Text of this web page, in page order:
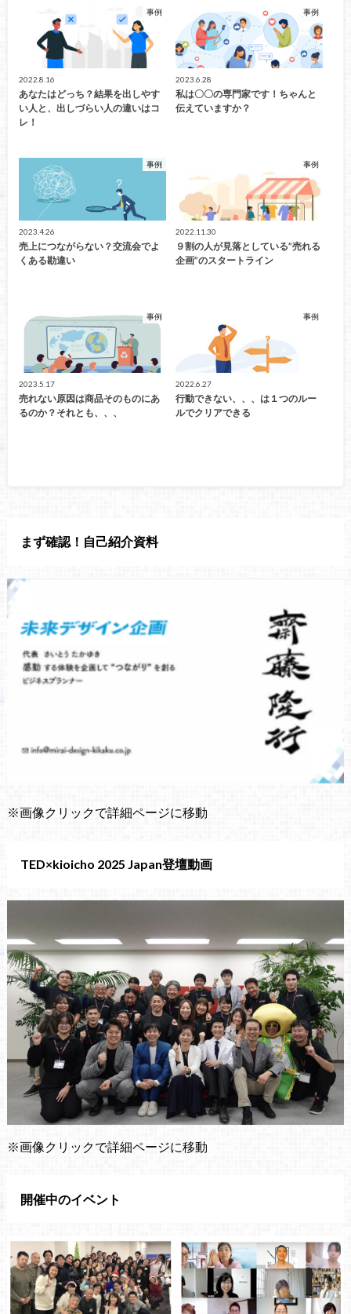
事例
2022.8.16
あなたはどっち？結果を出しやす
い人と、出しづらい人の違いはコ
レ！
事例
2023.6.28
私は〇〇の専門家です！ちゃんと
伝えていますか？
事例
2023.4.26
売上につながらない？交流会でよ
くある勘違い
事例
2022.11.30
９割の人が見落としている”売れる
企画”のスタートライン
事例
2023.5.17
売れない原因は商品そのものにあ
るのか？それとも、、、
事例
2022.6.27
行動できない、、、は１つのルー
ルでクリアできる
まず確認！自己紹介資料
※画像クリックで詳細ページに移動
TED×kioicho 2025 Japan登壇動画
※画像クリックで詳細ページに移動
開催中のイベント